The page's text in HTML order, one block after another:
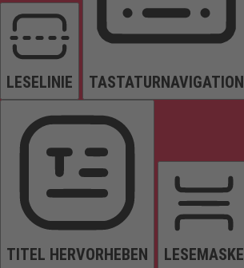
LESELINIE TASTATURNAVIGATION
TITEL HERVORHEBEN LESEMASKE